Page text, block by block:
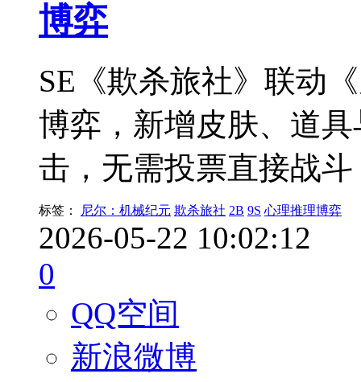
博弈
SE《欺杀旅社》联动
博弈，新增皮肤、道
击，无需投票直接战
标签： 尼尔：机械纪元 欺杀旅社 2B 9S 心理推理博弈
2026-05-22 10:02:12
0
QQ空间
新浪微博